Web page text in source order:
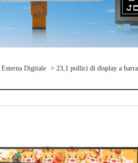
Digitale > 23,1 pollici di display a